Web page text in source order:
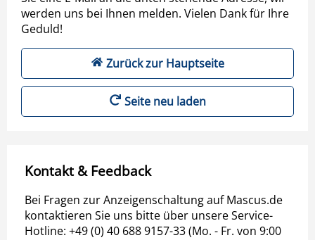
werden uns bei Ihnen melden. Vielen Dank für Ihre
Geduld!
Zurück zur Hauptseite
Seite neu laden
Kontakt & Feedback
Bei Fragen zur Anzeigenschaltung auf Mascus.de
kontaktieren Sie uns bitte über unsere Service-
Hotline: +49 (0) 40 688 9157-33 (Mo. - Fr. von 9:00